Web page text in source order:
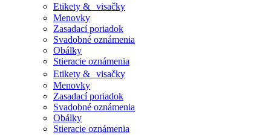
Etikety & visačky
Menovky
Zasadací poriadok
Svadobné oznámenia
Obálky
Stieracie oznámenia
Etikety & visačky
Menovky
Zasadací poriadok
Svadobné oznámenia
Obálky
Stieracie oznámenia